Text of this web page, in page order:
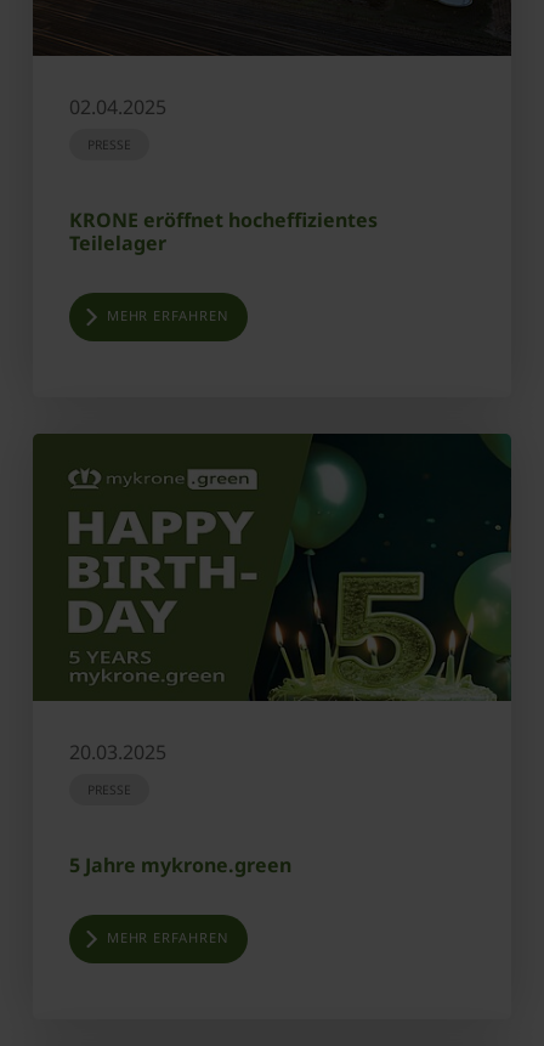
02.04.2025
PRESSE
KRONE eröffnet hocheffizientes
Teilelager
MEHR ERFAHREN
20.03.2025
PRESSE
5 Jahre mykrone.green
MEHR ERFAHREN